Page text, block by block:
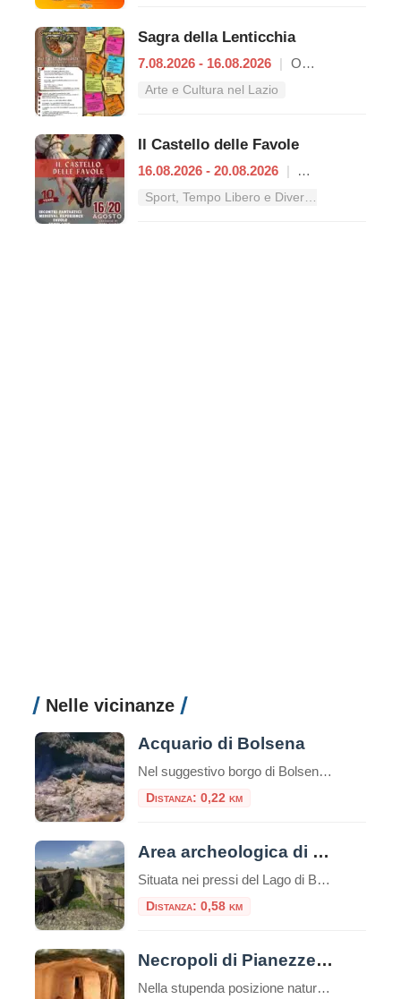
Sagra della Lenticchia
7.08.2026 - 16.08.2026 | Onano
Arte e Cultura nel Lazio
Il Castello delle Favole
16.08.2026 - 20.08.2026 |
Sport, Tempo Libero e Divertimento nel Lazio
Nelle vicinanze
Acquario di Bolsena
Nel suggestivo borgo di Bolsena, sulle sponde dell’omonimo lago vulcanico, si nasconde una delle attrazioni più affascinanti e uniche della Tuscia: l’Acquario di Bolsena. Questa moderna struttura museale, inaugurata nel maggio 2011, offre ai visitatori un’esperienza immersiva nel mondo delle acque interne del territorio laziale, in una cornice storica di eccezionale bellezza. Una Location Unica: […]
Distanza: 0,22 km
Area archeologica di Volsinii
Situata nei pressi del Lago di Bolsena, l’area archeologica di Volsinii rappresenta una delle più affascinanti testimonianze della civiltà etrusca e del successivo periodo romano. L’antica città di Volsinii, nota anche come Volsinii Veteres, fu un importante centro etrusco e un fulcro culturale e politico dell’Etruria, prima di essere conquistata e rifondata dai Romani nel […]
Distanza: 0,58 km
Necropoli di Pianezze e Centocamere
Nella stupenda posizione naturalistica del Lago di Bolsena, si erge la Necropoli di Centocamere a Grotte di Castro. Questo sito archeologico è uno dei tesori dell’Etruria, le cui tracce sono ancora oggi presenti in tutto il territorio. Le tombe della Necropoli sono state scavate nella roccia tufacea e risalgono al periodo tra il VI e […]